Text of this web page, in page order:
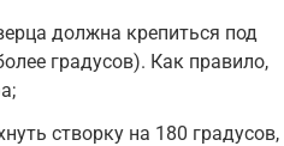
должна крепиться под
градусов). Как правило,
створку на 180 градусов,